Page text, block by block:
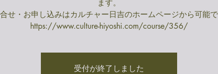
ます。
せ・お申し込みはカルチャー日吉のホームページから可能
https://www.culture-hiyoshi.com/course/356/
受付が終了しました